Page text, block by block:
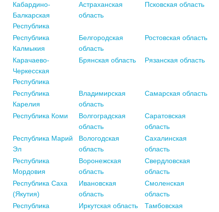
Кабардино-
Балкарская
Республика
Астраханская
область
Псковская область
Республика
Калмыкия
Белгородская
область
Ростовская область
Карачаево-
Черкесская
Республика
Брянская область Рязанская область
Республика
Карелия
Владимирская
область
Самарская область
Республика Коми
Волгоградская
область
Саратовская
область
Республика Марий
Эл
Вологодская
область
Сахалинская
область
Республика
Мордовия
Воронежская
область
Свердловская
область
Республика Саха
(Якутия)
Ивановская
область
Смоленская
область
Республика
Иркутская область
Тамбовская